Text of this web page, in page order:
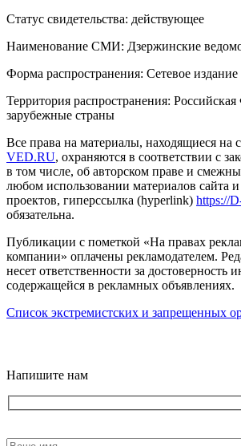
Статус свидетельства: действующее
Наименование СМИ: Дзержинские
Форма распространения: Сетевое издание
Территория распространения:
зарубежные страны
Все права на материалы, находящиеся на
VED.RU, охраняются в соответствии с
в том числе, об авторском праве и
любом использовании материалов сайта
проектов, гиперссылка (hyperlink) https://
обязательна.
Публикации с пометкой «На правах
компании» оплачены рекламодателем.
несет ответственности за достоверность
содержащейся в рекламных объявлениях.
Список экстремистских и запрещенных
Напишите нам